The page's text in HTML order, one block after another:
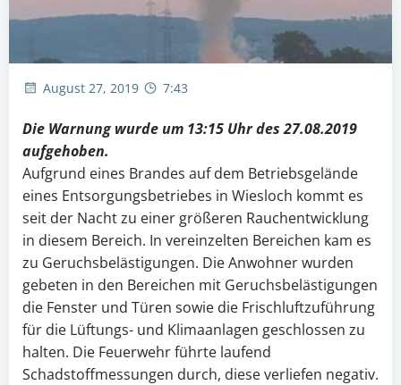
August 27, 2019 7:43
Die Warnung wurde um 13:15 Uhr des 27.08.2019
aufgehoben.
Aufgrund eines Brandes auf dem Betriebsgelände
eines Entsorgungsbetriebes in Wiesloch kommt es
seit der Nacht zu einer größeren Rauchentwicklung
in diesem Bereich. In vereinzelten Bereichen kam es
zu Geruchsbelästigungen. Die Anwohner wurden
gebeten in den Bereichen mit Geruchsbelästigungen
die Fenster und Türen sowie die Frischluftzuführung
für die Lüftungs- und Klimaanlagen geschlossen zu
halten. Die Feuerwehr führte laufend
Schadstoffmessungen durch, diese verliefen negativ.